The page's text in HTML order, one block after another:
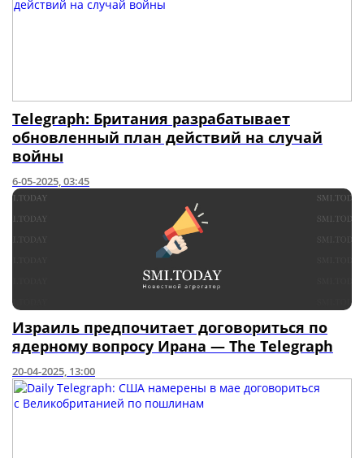
Telegraph: Британия разрабатывает
обновленный план действий на случай
войны
6-05-2025, 03:45
Израиль предпочитает договориться по
ядерному вопросу Ирана — The Telegraph
20-04-2025, 13:00